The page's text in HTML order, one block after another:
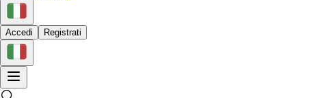
Accedi Registrati